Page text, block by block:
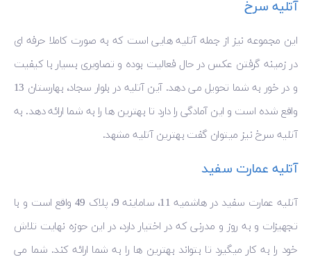
آتلیه سرخ
این مجموعه نیز از جمله آتلیه هایی است که به صورت کاملا حرفه ای
در زمینه گرفتن عکس در حال فعالیت بوده و تصاویری بسیار با کیفیت
و در خور به شما تحویل می دهد. آین آتلیه در بلوار سجاد، بهارستان 13
واقع شده است و این آمادگی را دارد تا بهترین ها را به شما ارائه دهد. به
آتلیه سرخ نیز میتوان گفت بهترین آتلیه مشهد.
آتلیه عمارت سفید
آتلیه عمارت سفید در هاشمیه 11، ساماینه 9، پلاک 49 واقع است و با
تجهیزات و به روز و مدرنی که در اختیار دارد، در این حوزه نهایت تلاش
خود را به کار میگیرد تا بتواند بهترین ها را به شما ارائه کند. شما می